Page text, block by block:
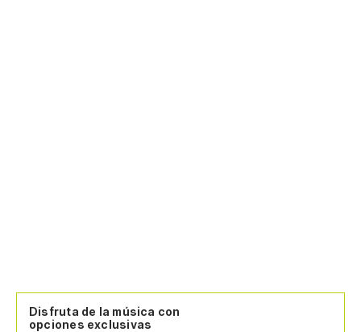
Disfruta de la música con
opciones exclusivas